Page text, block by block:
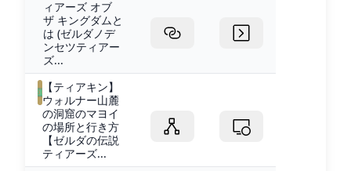
ィアーズ オブ
ザ キングダムと
は (ゼルダノデ
ンセツティアー
ズ...
【ティアキン】
ウォルナー山麓
の洞窟のマヨイ
の場所と行き方
【ゼルダの伝説
ティアーズ...